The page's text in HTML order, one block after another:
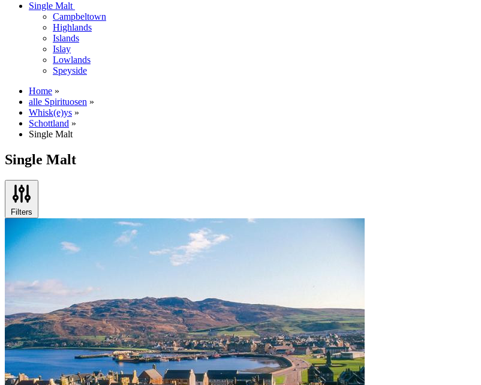
Single Malt
Campbeltown
Highlands
Islands
Islay
Lowlands
Speyside
Home »
alle Spirituosen »
Whisk(e)ys »
Schottland »
Single Malt
Single Malt
Filters